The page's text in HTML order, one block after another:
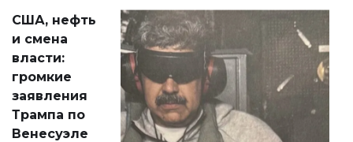
актуальных тем —
от слухов о
политических
реформах до
вопросов армии,
экономики и
личного здоровья.
США, нефть
и смена
власти:
громкие
заявления
Трампа по
Венесуэле